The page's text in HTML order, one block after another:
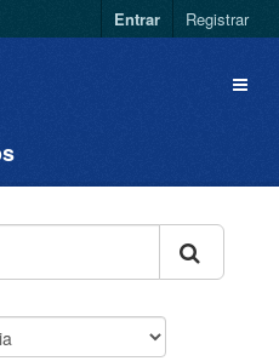
Entrar Registrar